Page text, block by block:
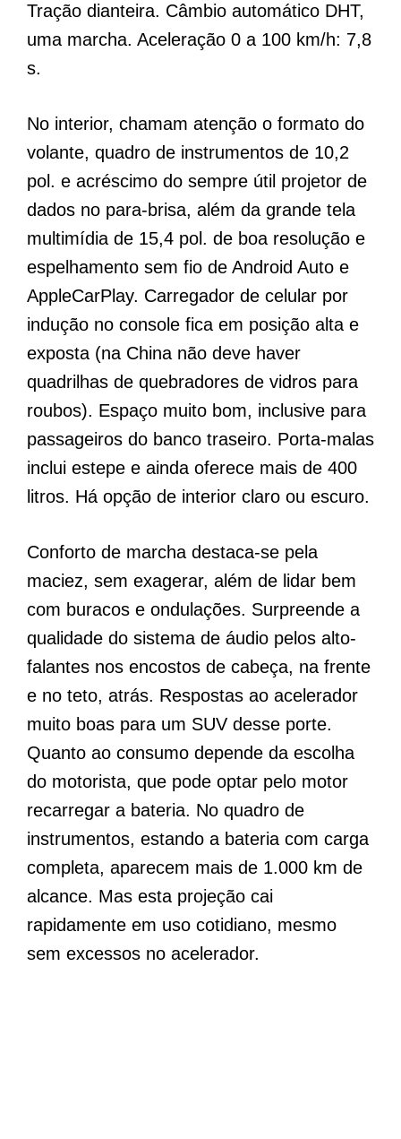
Tração dianteira. Câmbio automático DHT,
uma marcha. Aceleração 0 a 100 km/h: 7,8
s.
No interior, chamam atenção o formato do
volante, quadro de instrumentos de 10,2
pol. e acréscimo do sempre útil projetor de
dados no para-brisa, além da grande tela
multimídia de 15,4 pol. de boa resolução e
espelhamento sem fio de Android Auto e
AppleCarPlay. Carregador de celular por
indução no console fica em posição alta e
exposta (na China não deve haver
quadrilhas de quebradores de vidros para
roubos). Espaço muito bom, inclusive para
passageiros do banco traseiro. Porta-malas
inclui estepe e ainda oferece mais de 400
litros. Há opção de interior claro ou escuro.
Conforto de marcha destaca-se pela
maciez, sem exagerar, além de lidar bem
com buracos e ondulações. Surpreende a
qualidade do sistema de áudio pelos alto-
falantes nos encostos de cabeça, na frente
e no teto, atrás. Respostas ao acelerador
muito boas para um SUV desse porte.
Quanto ao consumo depende da escolha
do motorista, que pode optar pelo motor
recarregar a bateria. No quadro de
instrumentos, estando a bateria com carga
completa, aparecem mais de 1.000 km de
alcance. Mas esta projeção cai
rapidamente em uso cotidiano, mesmo
sem excessos no acelerador.